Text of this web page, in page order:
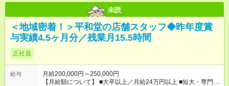
未読
＜地域密着！＞平和堂の店舗スタッフ◆昨年度賞
与実績4.5ヶ月分／残業月15.5時間
正社員
給与
月給200,000円～250,000円
【月給額について】 ■大卒以上／月給24万円以上 ■短大・専門卒